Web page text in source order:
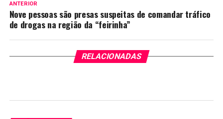
ANTERIOR
Nove pessoas são presas suspeitas de comandar tráfico
de drogas na região da “feirinha”
RELACIONADAS